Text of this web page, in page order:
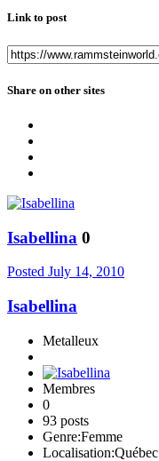
Link to post
Share on other sites
Isabellina 0
Posted July 14, 2010
Isabellina
Metalleux
Membres
0
93 posts
Genre:Femme
Localisation:Québec